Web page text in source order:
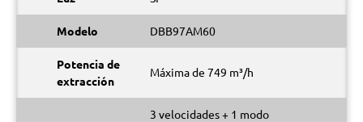
Modelo DBB97AM60
Potencia de
extracción
Máxima de 749 m³/h
3 velocidades + 1 modo